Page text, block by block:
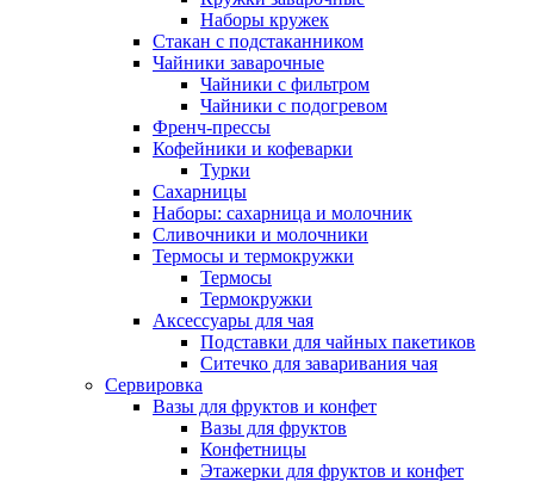
Наборы кружек
Стакан с подстаканником
Чайники заварочные
Чайники с фильтром
Чайники с подогревом
Френч-прессы
Кофейники и кофеварки
Турки
Сахарницы
Наборы: сахарница и молочник
Сливочники и молочники
Термосы и термокружки
Термосы
Термокружки
Аксессуары для чая
Подставки для чайных пакетиков
Ситечко для заваривания чая
Сервировка
Вазы для фруктов и конфет
Вазы для фруктов
Конфетницы
Этажерки для фруктов и конфет